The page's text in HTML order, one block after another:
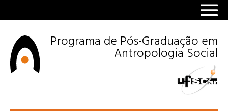
Programa de Pós-Graduação em
Antropologia Social